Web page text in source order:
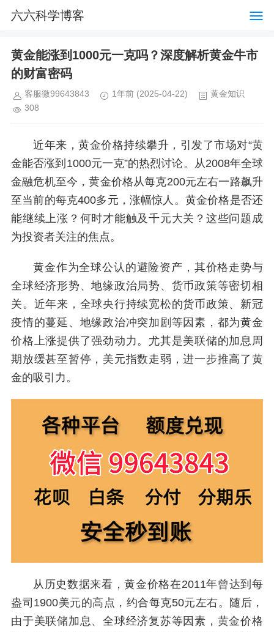
六六科学博客
黄金能涨到1000元一克吗？深度解析黄金牛市
的财富密码
客服微99643843 1年前 (2025-04-22)
黄金知识
308
近年来，黄金价格持续攀升，引发了市场对“黄
金能否涨到1000元一克”的热烈讨论。从2008年全球
金融危机至今，黄金价格从每克200元左右一路飙升
至当前的每克400多元，涨幅惊人。黄金价格是否还
能继续上涨？何时才能触及千元大关？这些问题成
为投资者关注的焦点。
黄金作为全球公认的避险资产，其价格走势与
全球经济形势、地缘政治局势、货币政策等密切相
关。近年来，全球央行持续宽松的货币政策、新冠
疫情的蔓延、地缘政治冲突加剧等因素，都为黄金
价格上涨提供了强劲动力。尤其是美联储的加息周
期放缓甚至暂停，美元指数走弱，进一步推高了黄
金的吸引力。
从历史数据来看，黄金价格在2011年曾达到每
盎司1900美元的高点，约合每克50元左右。随后，
由于美联储加息、全球经济复苏等因素，黄金价格